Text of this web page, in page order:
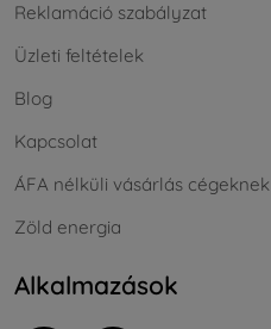
Reklamáció szabályzat
Üzleti feltételek
Blog
Kapcsolat
ÁFA nélküli vásárlás cégeknek
Zöld energia
Alkalmazások